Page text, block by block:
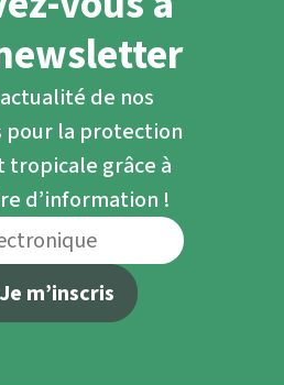
de nos
pour la protection
tropicale grâce à
d’information !
Je m’inscris